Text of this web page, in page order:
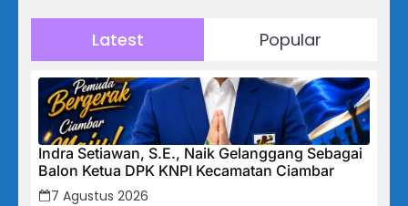
Latest Popular
Indra Setiawan, S.E., Naik Gelanggang Sebagai
Balon Ketua DPK KNPI Kecamatan Ciambar
7 Agustus 2026